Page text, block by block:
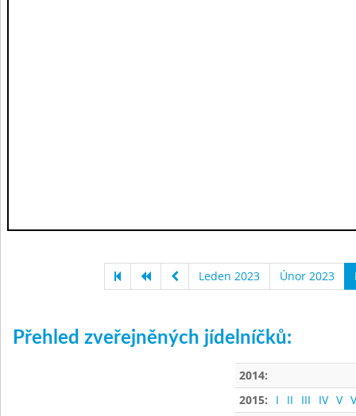
Leden 2023 Únor 2023
Přehled zveřejněných jídelníčků:
2014:
2015:
I II III IV V